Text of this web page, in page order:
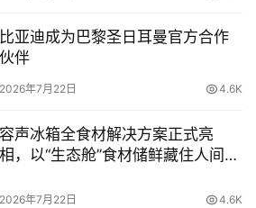
至今，戴森已在全球范围内申请了超
利技术，创造了无数业内“第一“。与
森是为数不多坚持自主研发数码马达
程参与戴森数码马达的研发制造，和
各领域合作，更亲自参与开发高精度
比亚迪成为巴黎圣日耳曼官方合作
伙伴
2026年7月22日 4.6K
容声冰箱全食材解决方案正式亮
相，以“生态舱”食材储鲜藏住人间烟
2026年7月22日 4.6K